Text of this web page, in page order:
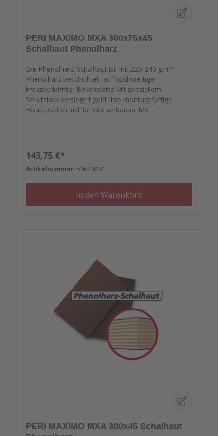
PERI MAXIMO MXA 300x75x45
Schalhaut Phenolharz
Die Phenolharz-Schalhaut ist mit 220-240 g/m²
Phenolharz beschichtet, auf hochwertiger
kreuzverleimter Birkenplatte.Mit speziellem
Schutzlack versiegelt geht Ihre montagefertige
Ersatzplatten inkl. bereits verbauter MX
Sanieren gleich mit. - Von der Dichtfugenmasse,
Nieten, Schrauben, Kunststoffeinsätzen bis zu
Reparaturplättchen.<?xml:namespace prefix="o" />
Regulärer Preis:
143,75 €*
Artikelnummer: 50670897
In den Warenkorb
PERI MAXIMO MXA 300x45 Schalhaut